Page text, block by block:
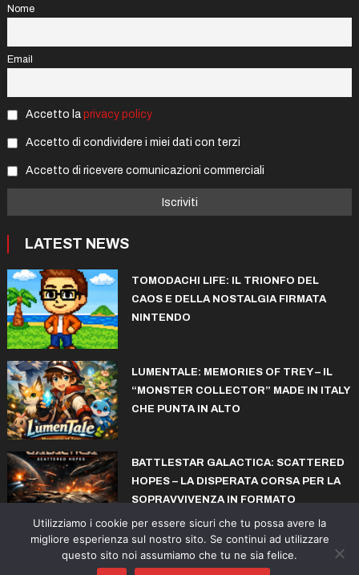
Nome
Email
Accetto la privacy policy
Accetto di condividere i miei dati con terzi
Accetto di ricevere comunicazioni commerciali
LATEST NEWS
TOMODACHI LIFE: IL TRIONFO DEL
CAOS E DELLA NOSTALGIA FIRMATA
NINTENDO
LUMENTALE: MEMORIES OF TREY – IL
“MONSTER COLLECTOR” MADE IN ITALY
CHE PUNTA IN ALTO
BATTLESTAR GALACTICA: SCATTERED
HOPES – LA DISPERATA CORSA PER LA
SOPRAVVIVENZA IN FORMATO
ROGUELITE
© copyright iconiks.net 2015-2026
Utilizziamo i cookie per essere sicuri che tu possa avere la
migliore esperienza sul nostro sito. Se continui ad utilizzare
questo sito noi assumiamo che tu ne sia felice.